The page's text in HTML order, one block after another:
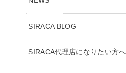
SIRACA BLOG
SIRACA代理店になりたい方へ